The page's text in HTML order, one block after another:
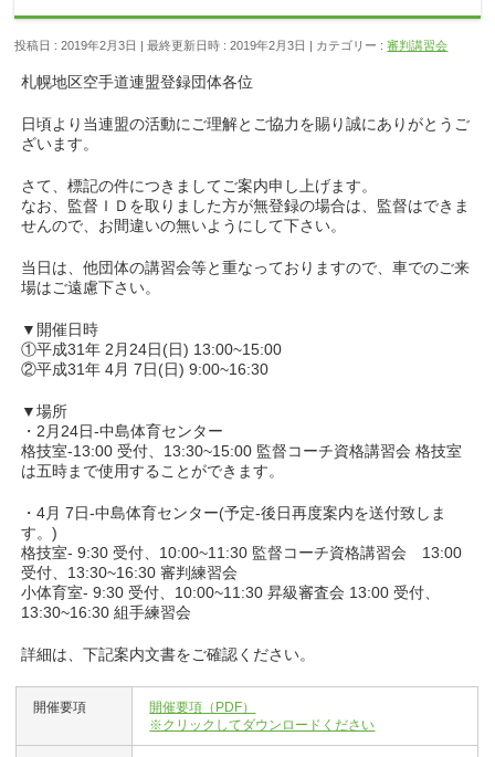
投稿日 : 2019年2月3日 最終更新日時 : 2019年2月3日 カテゴリー :審判講習会
札幌地区空手道連盟登録団体各位
日頃より当連盟の活動にご理解とご協力を賜り誠にありがとうご
ざいます。
さて、標記の件につきましてご案内申し上げます。
なお、監督ＩＤを取りました方が無登録の場合は、監督はできま
せんので、お間違いの無いようにして下さい。
当日は、他団体の講習会等と重なっておりますので、車でのご来
場はご遠慮下さい。
▼開催日時
①平成31年 2月24日(日) 13:00~15:00
②平成31年 4月 7日(日) 9:00~16:30
▼場所
・2月24日-中島体育センター
格技室-13:00 受付、13:30~15:00 監督コーチ資格講習会 格技室
は五時まで使用することができます。
・4月 7日-中島体育センター(予定-後日再度案内を送付致しま
す。)
格技室- 9:30 受付、10:00~11:30 監督コーチ資格講習会 13:00
受付、13:30~16:30 審判練習会
小体育室- 9:30 受付、10:00~11:30 昇級審査会 13:00 受付、
13:30~16:30 組手練習会
詳細は、下記案内文書をご確認ください。
開催要項
開催要項（PDF）
※クリックしてダウンロードください